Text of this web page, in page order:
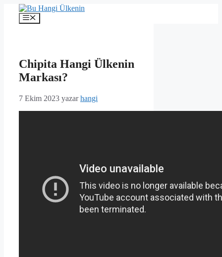
İçeriğe
Menü
Chipita Hangi Ülkenin
Markası?
7 Ekim 2023 yazarhangi